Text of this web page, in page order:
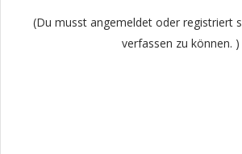
(Du musst angemeldet oder registriert
verfassen zu können. )